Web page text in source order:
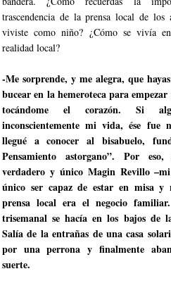
trascendencia de la prensa local de los
viviste como niño? ¿Cómo se vivía
realidad local?
-Me sorprende, y me alegra, que
bucear en la hemeroteca para
tocándome el corazón. Si
inconscientemente mi vida, ése fue
llegué a conocer al bisabuelo,
Pensamiento astorgano”. Por
verdadero y único Magin Revillo
único ser capaz de estar en misa y
prensa local era el negocio
trisemanal se hacía en los bajos de
Salía de la entrañas de una casa
por una perrona y finalmente
suerte.